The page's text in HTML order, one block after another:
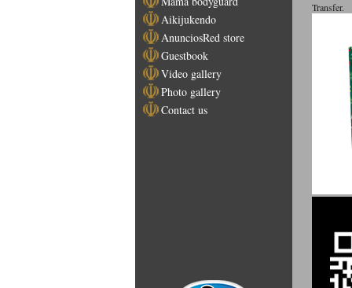
Aikijukendo
AnunciosRed store
Guestbook
Video gallery
Photo gallery
Contact us
Transfer.